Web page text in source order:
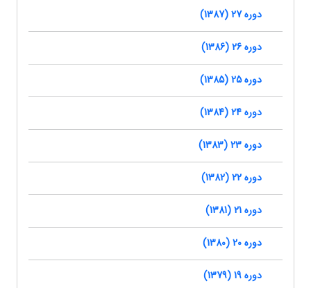
دوره 27 (1387)
دوره 26 (1386)
دوره 25 (1385)
دوره 24 (1384)
دوره 23 (1383)
دوره 22 (1382)
دوره 21 (1381)
دوره 20 (1380)
دوره 19 (1379)